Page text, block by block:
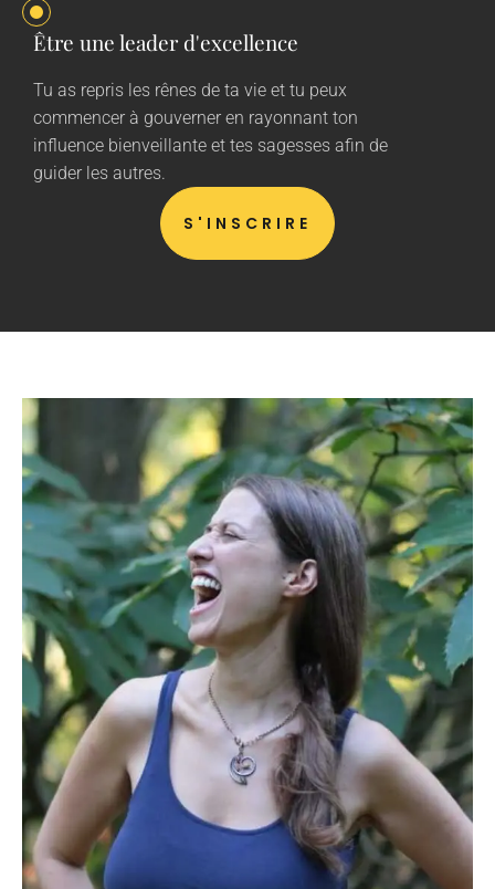
Être une leader d'excellence
Tu as repris les rênes de ta vie et tu peux
commencer à gouverner en rayonnant ton
influence bienveillante et tes sagesses afin de
guider les autres.
S'INSCRIRE